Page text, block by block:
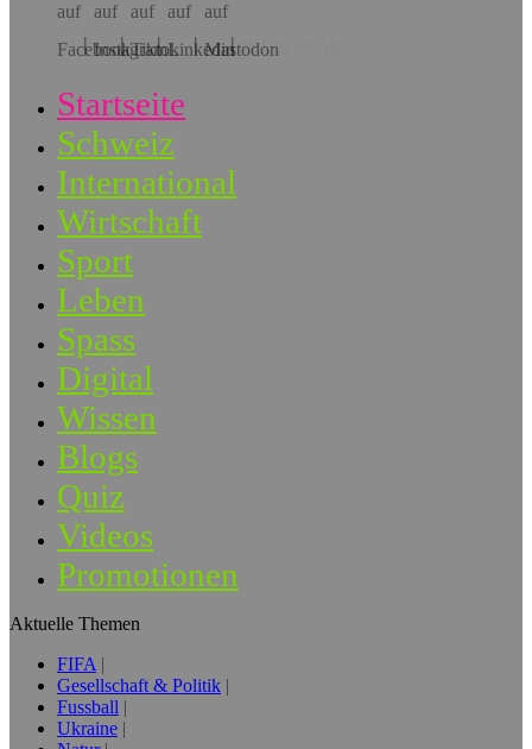
Hol dir die App!
Startseite
Schweiz
International
Wirtschaft
Sport
Leben
Spass
Digital
Wissen
Blogs
Quiz
Videos
Promotionen
Aktuelle Themen
FIFA
Gesellschaft & Politik
Fussball
Ukraine